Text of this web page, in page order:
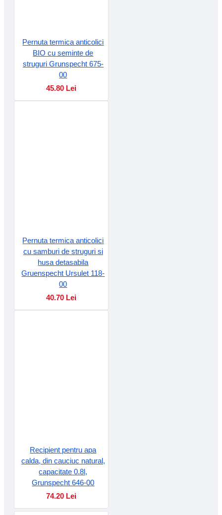
Pernuta termica anticolici
BIO cu seminte de
struguri Grunspecht 675-
00
45.80 Lei
Pernuta termica anticolici
cu samburi de struguri si
husa detasabila
Gruenspecht Ursulet 118-
00
40.70 Lei
Recipient pentru apa
calda, din cauciuc natural,
capacitate 0.8l,
Grunspecht 646-00
74.20 Lei